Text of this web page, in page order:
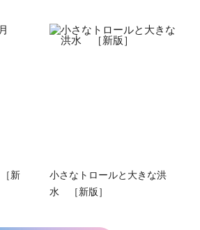
新
小さなトロールと大きな洪
水 ［新版］